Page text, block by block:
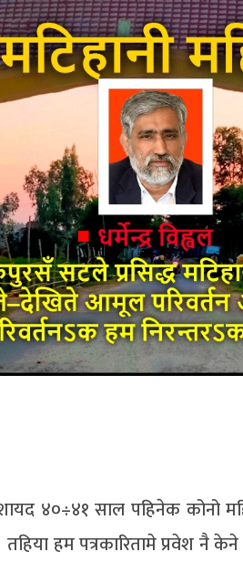
४०÷४१ साल पहिनेक कोनो
हम पत्रकारितामे प्रवेश नै